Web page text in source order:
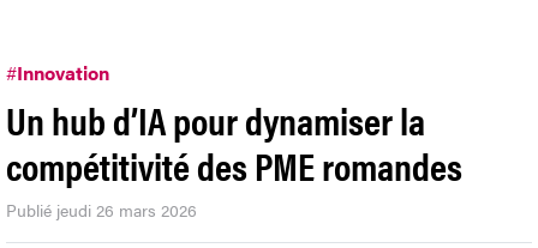
#Innovation
Un hub d’IA pour dynamiser la
compétitivité des PME romandes
Publié jeudi 26 mars 2026